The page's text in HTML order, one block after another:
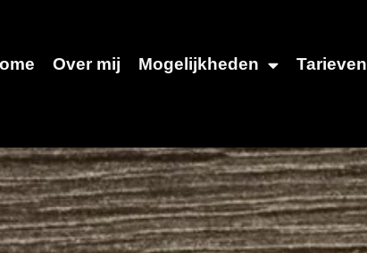
Over mij Mogelijkheden Tarieven